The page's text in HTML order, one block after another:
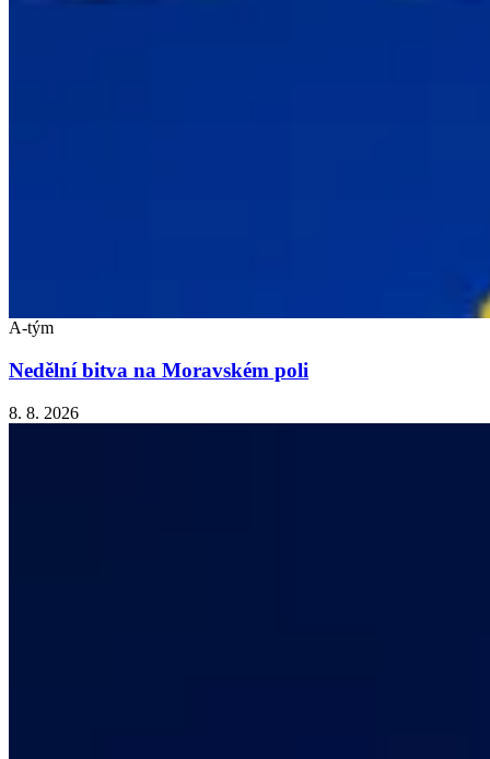
A-tým
Nedělní bitva na Moravském poli
8. 8. 2026